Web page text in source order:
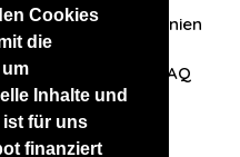
Cookies
die
Inhalte und
ist für uns
finanziert
Datenschutzrichtlinien
auf FAQ
Websites